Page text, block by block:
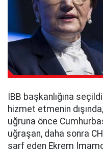
İBB başkanlığına
hizmet etmenin
uğruna önce
uğraşan, daha sonra
sarf eden Ekrem